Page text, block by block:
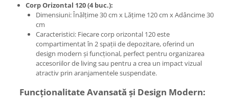
Corp Orizontal 120 (4 buc.):
Dimensiuni: Înălțime 30 cm x Lățime 120 cm x Adâncime 30
cm
Caracteristici: Fiecare corp orizontal 120 este
compartimentat în 2 spații de depozitare, oferind un
design modern și funcțional, perfect pentru organizarea
accesoriilor de living sau pentru a crea un impact vizual
atractiv prin aranjamentele suspendate.
Funcționalitate Avansată și Design Modern: